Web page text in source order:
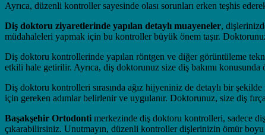
Ayrıca, düzenli kontroller sayesinde olası sorunları erken teşhis
Diş doktoru ziyaretlerinde yapılan detaylı muayeneler,
müdahaleleri yapmak için bu kontroller büyük önem taşır.
Diş doktoru kontrollerinde yapılan röntgen ve diğer görüntüleme
etkili hale getirilir. Ayrıca, diş doktorunuz size diş bakımı
Diş doktoru kontrolleri sırasında ağız hijyeniniz de detaylı bir
için gereken adımlar belirlenir ve uygulanır. Doktorunuz, size diş
Başakşehir Ortodonti merkezinde diş doktoru kontrolleri, sadece
çıkarabilirsiniz. Unutmayın, düzenli kontroller dişlerinizin ömür boyu